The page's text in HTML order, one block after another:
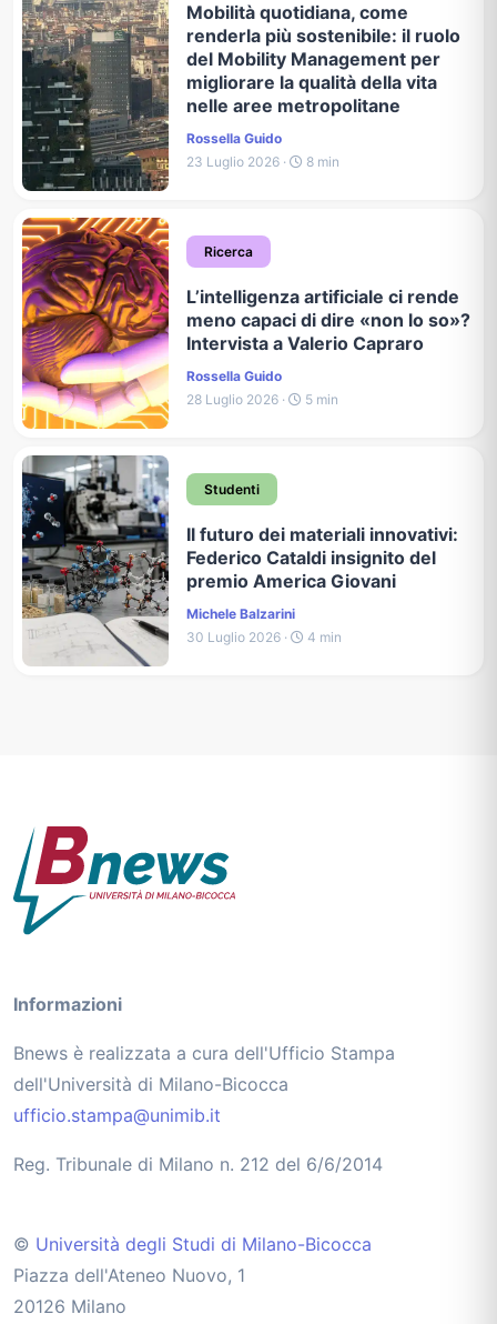
Mobilità quotidiana, come
renderla più sostenibile: il ruolo
del Mobility Management per
migliorare la qualità della vita
nelle aree metropolitane
Rossella Guido
23 Luglio 2026 ·
8 min
Ricerca
L’intelligenza artificiale ci rende
meno capaci di dire «non lo so»?
Intervista a Valerio Capraro
Rossella Guido
28 Luglio 2026 ·
5 min
Studenti
Il futuro dei materiali innovativi:
Federico Cataldi insignito del
premio America Giovani
Michele Balzarini
30 Luglio 2026 ·
4 min
Informazioni
Bnews è realizzata a cura dell'Ufficio Stampa
dell'Università di Milano-Bicocca
ufficio.stampa@unimib.it
Reg. Tribunale di Milano n. 212 del 6/6/2014
© Università degli Studi di Milano-Bicocca
Piazza dell'Ateneo Nuovo, 1
20126 Milano